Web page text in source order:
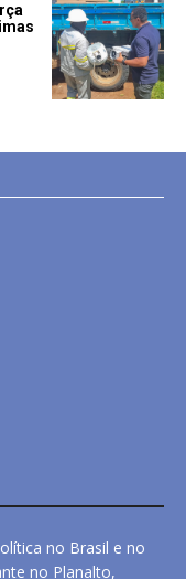
no Brasil e no
no Planalto,